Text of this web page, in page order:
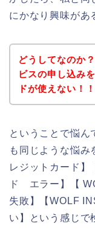
にかなり興味があ
どうしてなのか
ビスの申し込み
ドが使えない！！
ということで悩ん
も同じような悩み
レジットカード】
ド エラー】【
失敗】【WOLF
い】という感じで